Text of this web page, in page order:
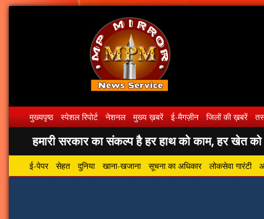
मुख्यपृष्ठ स्पेशल रिपोर्ट नेशनल मुख्य ख़बरें ई-मैगज़ीन जिलों की ख़बरें
हमारी सरकार का संकल्प है हर हाथ को काम, हर खेत को
ई-पेपर सेहत दुनिया खाना-खजाना सूचना का अधिकार लोकसेवा गारंटी